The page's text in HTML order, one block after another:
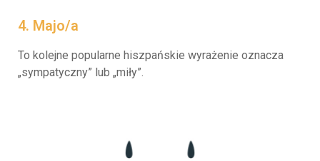
4. Majo/a
To kolejne popularne hiszpańskie wyrażenie oznacza
„sympatyczny” lub „miły”.